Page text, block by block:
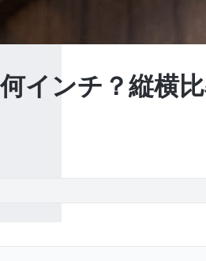
インチ？縦横